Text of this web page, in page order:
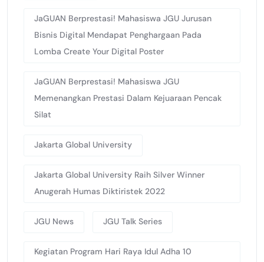
JaGUAN Berprestasi! Mahasiswa JGU Jurusan
Bisnis Digital Mendapat Penghargaan Pada
Lomba Create Your Digital Poster
JaGUAN Berprestasi! Mahasiswa JGU
Memenangkan Prestasi Dalam Kejuaraan Pencak
Silat
Jakarta Global University
Jakarta Global University Raih Silver Winner
Anugerah Humas Diktiristek 2022
JGU News JGU Talk Series
Kegiatan Program Hari Raya Idul Adha 10